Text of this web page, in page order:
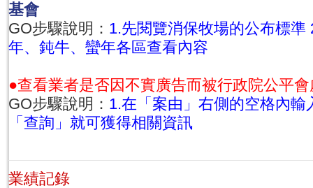
基會
GO步驟說明： 1.先閱覽消保牧場的公布標準
年、鈍牛、蠻年各區查看內容
●查看業者是否因不實廣告而被行政院公平
GO步驟說明： 1.在「案由」右側的空格內輸
「查詢」就可獲得相關資訊
業績記錄